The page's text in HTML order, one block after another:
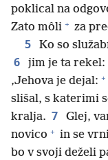
poklical na
Zato môli + za
5 Ko so
6
jim je ta rekel:
‚Jehova je dejal: +
slišal, s katerimi
kralja. 7 Glej,
novico + in se
bo v svoji deželi